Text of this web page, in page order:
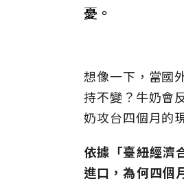
憂。
想像一下，當國
持不變？牛奶會
奶攻台四個月的
依據「臺紐經濟
進口，為何四個